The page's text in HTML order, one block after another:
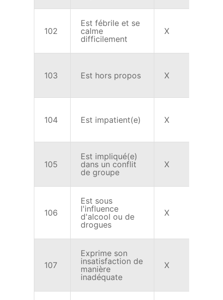
102
Est fébrile et se
calme
difficilement
X
103 Est hors propos X
104 Est impatient(e) X
105
Est impliqué(e)
dans un conflit
de groupe
X
106
Est sous
l'influence
d'alcool ou de
drogues
X
107
Exprime son
insatisfaction de
manière
inadéquate
X